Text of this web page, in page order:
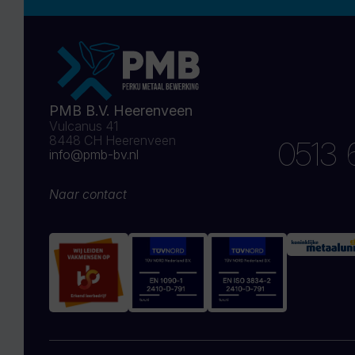
PMB B.V. Heerenveen
Vulcanus 41
8448 CH Heerenveen
info@pmb-bv.nl
Naar contact
0513